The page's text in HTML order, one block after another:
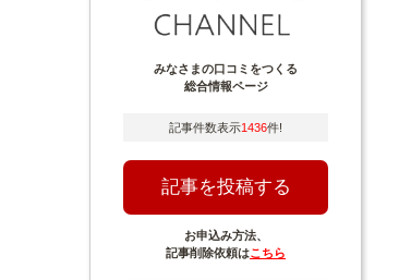
みなさまの口コミをつくる
総合情報ページ
記事件数表示1436件!
記事を投稿する
お申込み方法、
記事削除依頼はこちら